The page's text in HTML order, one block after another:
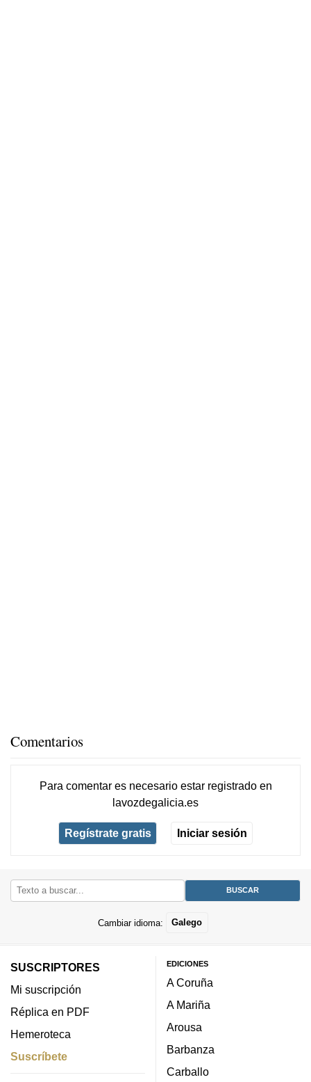
Comentarios
Para comentar es necesario estar registradoen
lavozdegalicia.es
Regístrate gratis Iniciar sesión
Cambiar idioma: Galego
SUSCRIPTORES
Mi suscripción
Réplica en PDF
Hemeroteca
Suscríbete
EDICIONES
A Coruña
A Mariña
Arousa
Barbanza
Carballo